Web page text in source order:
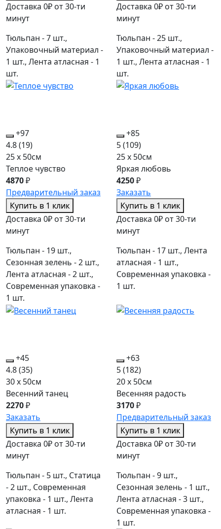
Доставка 0₽ от 30-ти
минут
Тюльпан - 7 шт.,
Упаковочный материал -
1 шт., Лента атласная - 1
шт.
Доставка 0₽ от 30-ти
минут
Тюльпан - 25 шт.,
Упаковочный материал -
1 шт., Лента атласная - 1
шт.
+97
4.8(19)
25 x 50см
Теплое чувство
4870₽
Предварительный заказ
Купить в 1 клик
Доставка 0₽ от 30-ти
минут
Тюльпан - 19 шт.,
Сезонная зелень - 2 шт.,
Лента атласная - 2 шт.,
Современная упаковка -
1 шт.
+85
5(109)
25 x 50см
Яркая любовь
4250₽
Заказать
Купить в 1 клик
Доставка 0₽ от 30-ти
минут
Тюльпан - 17 шт., Лента
атласная - 1 шт.,
Современная упаковка -
1 шт.
+45
4.8(35)
30 x 50см
Весенний танец
2270₽
Заказать
Купить в 1 клик
Доставка 0₽ от 30-ти
минут
Тюльпан - 5 шт., Статица
- 2 шт., Современная
упаковка - 1 шт., Лента
атласная - 1 шт.
+63
5(182)
20 x 50см
Весенняя радость
3170₽
Предварительный заказ
Купить в 1 клик
Доставка 0₽ от 30-ти
минут
Тюльпан - 9 шт.,
Сезонная зелень - 1 шт.,
Лента атласная - 3 шт.,
Современная упаковка -
1 шт.